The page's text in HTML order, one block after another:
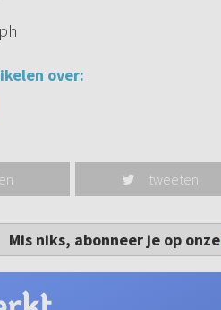
over:
tweeten
Mis niks, abonneer je op onze